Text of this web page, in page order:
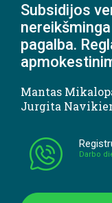
Subsidijos
pagalba.
Mantas
Jurgita
Darbo